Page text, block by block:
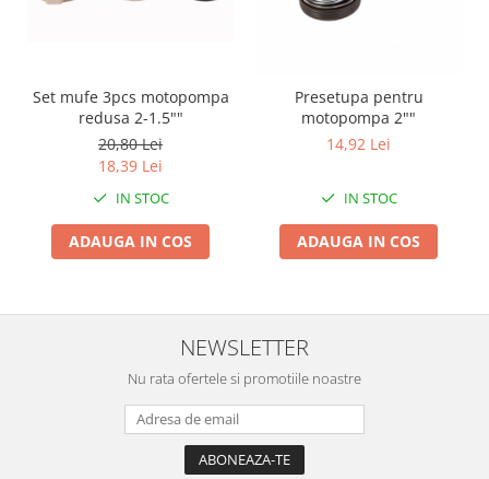
Becuri
Corpuri de iluminat
Lampi solare
Proiectoare & lampi de lucru
Veioze si Lampi
Aparate de spalat cu presiune si
Accesorii aparatele de spalat cu
Aparate de spalat cu presiune
Set mufe 3pcs motopompa
redusa 2-1.5""
20,80 Lei
18,39 Lei
IN STOC
ADAUGA IN COS
Presetupa pentru
motopompa 2""
14,92 Lei
IN STOC
ADAUGA IN COS
NEWSLETTER
Nu rata ofertele si promotiile noastre